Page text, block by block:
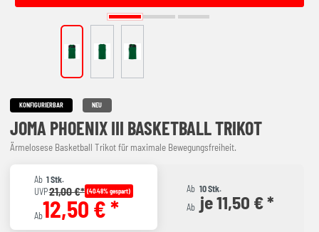
KONFIGURIERBAR NEU
JOMA PHOENIX III BASKETBALL TRIKOT
Ärmelosese Basketball Trikot für maximale Bewegungsfreiheit.
Ab 1 Stk.
UVP21,00 €* (40.48% gespart)
Ab12,50 € *
Ab 10 Stk.
Ab je 11,50 € *